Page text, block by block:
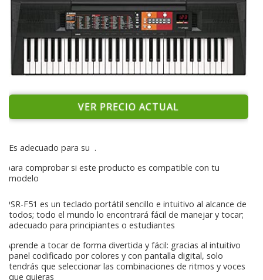
VER PRECIO ACTUAL
Es adecuado para su .
para comprobar si este producto es compatible con tu
modelo
PSR-F51 es un teclado portátil sencillo e intuitivo al alcance de
todos; todo el mundo lo encontrará fácil de manejar y tocar;
adecuado para principiantes o estudiantes
Aprende a tocar de forma divertida y fácil: gracias al intuitivo
panel codificado por colores y con pantalla digital, solo
tendrás que seleccionar las combinaciones de ritmos y voces
que quieras